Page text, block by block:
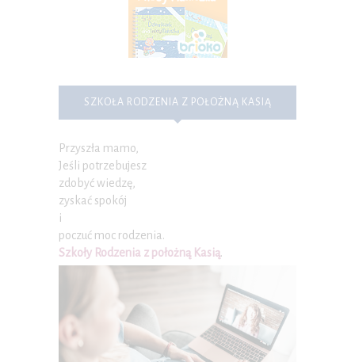
SZKOŁA RODZENIA Z POŁOŻNĄ KASIĄ
Przyszła mamo,
Jeśli potrzebujesz
zdobyć wiedzę,
zyskać spokój
i
poczuć moc rodzenia.
Szkoły Rodzenia z położną Kasią.